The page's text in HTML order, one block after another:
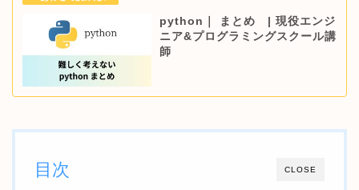
python｜ まとめ | 現役エンジ
ニア&プログラミングスクール講
師
CLOSE
目次